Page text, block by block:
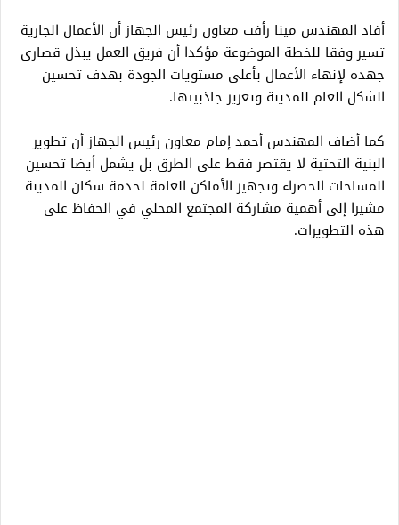
أفاد المهندس مينا رأفت معاون رئيس الجهاز أن الأعمال الجارية
تسير وفقا للخطة الموضوعة مؤكدا أن فريق العمل يبذل قصارى
جهده لإنهاء الأعمال بأعلى مستويات الجودة بهدف تحسين
الشكل العام للمدينة وتعزيز جاذبيتها.
كما أضاف المهندس أحمد إمام معاون رئيس الجهاز أن تطوير
البنية التحتية لا يقتصر فقط على الطرق بل يشمل أيضا تحسين
المساحات الخضراء وتجهيز الأماكن العامة لخدمة سكان المدينة
مشيرا إلى أهمية مشاركة المجتمع المحلي في الحفاظ على
هذه التطويرات.